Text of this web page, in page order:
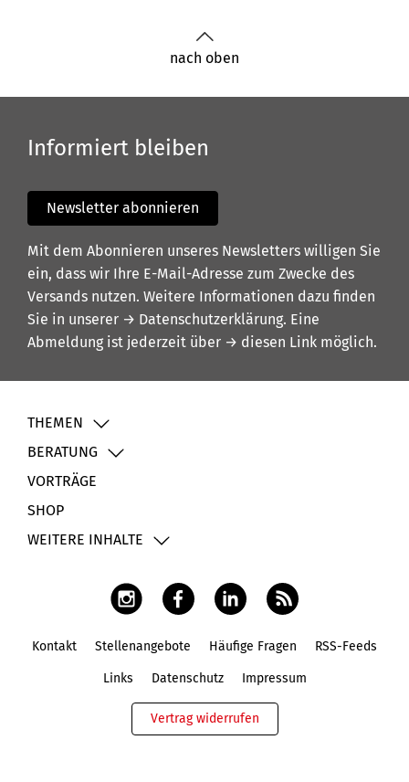
nach oben
Informiert bleiben
Newsletter abonnieren
Mit dem Abonnieren unseres Newsletters willigen Sie
ein, dass wir Ihre E-Mail-Adresse zum Zwecke des
Versands nutzen. Weitere Informationen dazu finden
Sie in unserer → Datenschutzerklärung. Eine
Abmeldung ist jederzeit über → diesen Link möglich.
THEMEN
BERATUNG
VORTRÄGE
SHOP
WEITERE INHALTE
Kontakt Stellenangebote Häufige Fragen RSS-Feeds
Links Datenschutz Impressum
Vertrag widerrufen